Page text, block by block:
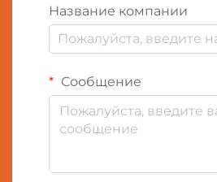
Название компании
Сообщение